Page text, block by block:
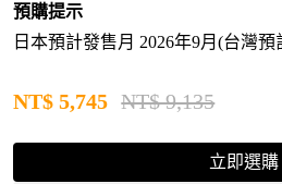
預購提示
日本預計發售月 2026年9月(台灣預
NT$ 5,745 NT$ 9,135
立即選購